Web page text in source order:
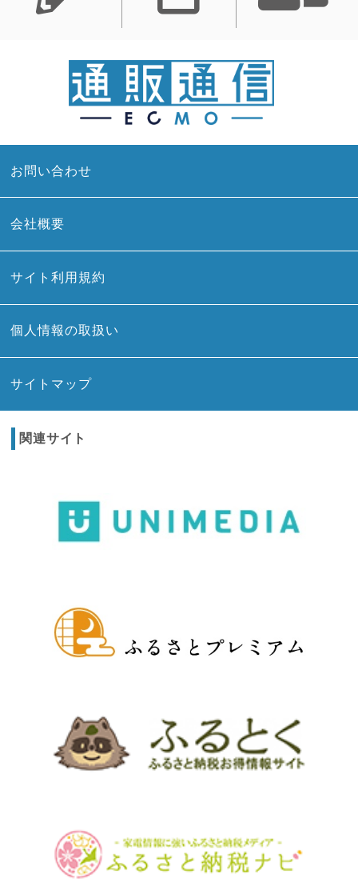
お問い合わせ
会社概要
サイト利用規約
個人情報の取扱い
サイトマップ
関連サイト